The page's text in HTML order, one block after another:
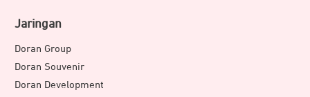
Jaringan
Doran Group
Doran Souvenir
Doran Development